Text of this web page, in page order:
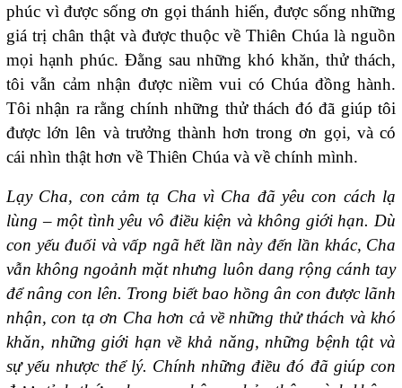
phúc vì được sống ơn gọi thánh hiến, được sống những
giá trị chân thật và được thuộc về Thiên Chúa là nguồn
mọi hạnh phúc. Đằng sau những khó khăn, thử thách,
tôi vẫn cảm nhận được niềm vui có Chúa đồng hành.
Tôi nhận ra rằng chính những thử thách đó đã giúp tôi
được lớn lên và trưởng thành hơn trong ơn gọi, và có
cái nhìn thật hơn về Thiên Chúa và về chính mình.
Lạy Cha, con cảm tạ Cha vì Cha đã yêu con cách lạ
lùng – một tình yêu vô điều kiện và không giới hạn. Dù
con yếu đuối và vấp ngã hết lần này đến lần khác, Cha
vẫn không ngoảnh mặt nhưng luôn dang rộng cánh tay
để nâng con lên. Trong biết bao hồng ân con được lãnh
nhận, con tạ ơn Cha hơn cả về những thử thách và khó
khăn, những giới hạn về khả năng, những bệnh tật và
sự yếu nhược thể lý. Chính những điều đó đã giúp con